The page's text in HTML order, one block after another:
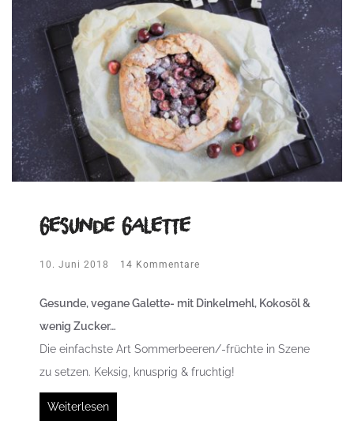
Gesunde Galette
10. Juni 2018 14 Kommentare
Gesunde, vegane Galette- mit Dinkelmehl, Kokosöl &
wenig Zucker…
Die einfachste Art Sommerbeeren/-früchte in Szene
zu setzen. Keksig, knusprig & fruchtig!
Weiterlesen